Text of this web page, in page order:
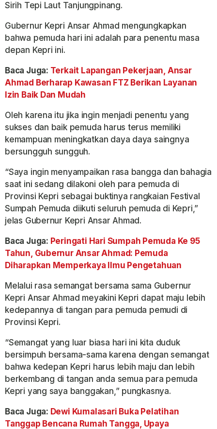
Sirih Tepi Laut Tanjungpinang.
Gubernur Kepri Ansar Ahmad mengungkapkan
bahwa pemuda hari ini adalah para penentu masa
depan Kepri ini.
Baca Juga: Terkait Lapangan Pekerjaan, Ansar
Ahmad Berharap Kawasan FTZ Berikan Layanan
Izin Baik Dan Mudah
Oleh karena itu jika ingin menjadi penentu yang
sukses dan baik pemuda harus terus memiliki
kemampuan meningkatkan daya daya saingnya
bersungguh sungguh.
“Saya ingin menyampaikan rasa bangga dan bahagia
saat ini sedang dilakoni oleh para pemuda di
Provinsi Kepri sebagai buktinya rangkaian Festival
Sumpah Pemuda diikuti seluruh pemuda di Kepri,”
jelas Gubernur Kepri Ansar Ahmad.
Baca Juga: Peringati Hari Sumpah Pemuda Ke 95
Tahun, Gubernur Ansar Ahmad: Pemuda
Diharapkan Memperkaya Ilmu Pengetahuan
Melalui rasa semangat bersama sama Gubernur
Kepri Ansar Ahmad meyakini Kepri dapat maju lebih
kedepannya di tangan para pemuda pemudi di
Provinsi Kepri.
“Semangat yang luar biasa hari ini kita duduk
bersimpuh bersama-sama karena dengan semangat
bahwa kedepan Kepri harus lebih maju dan lebih
berkembang di tangan anda semua para pemuda
Kepri yang saya banggakan,” pungkasnya.
Baca Juga: Dewi Kumalasari Buka Pelatihan
Tanggap Bencana Rumah Tangga, Upaya